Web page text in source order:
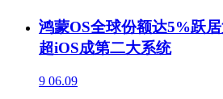
鸿蒙OS全球份额达5%跃
超iOS成第二大系统
9 06.09